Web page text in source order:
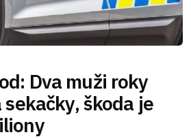
Dva muži roky
škoda je